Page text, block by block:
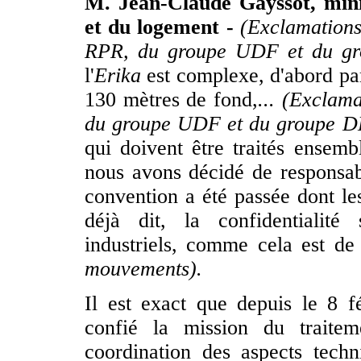
et du logement -
RPR, du groupe UDF et du
l'Erika est complexe, d'abord
130 mètres de fond,...
du groupe UDF et du groupe
qui doivent être traités
nous avons décidé de
convention a été passée dont
déjà dit, la confidentialité
industriels, comme cela est
mouvements).
Il est exact que depuis le 8
confié la mission du
coordination des aspects